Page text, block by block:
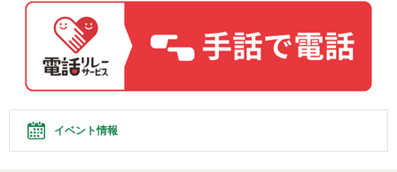
イベント情報